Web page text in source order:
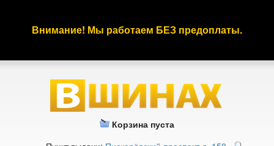
Внимание! Мы работаем БЕЗ предоплаты.
Корзина пуста